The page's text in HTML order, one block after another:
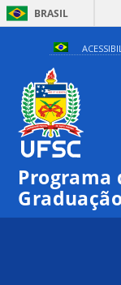
BRASIL
Programa